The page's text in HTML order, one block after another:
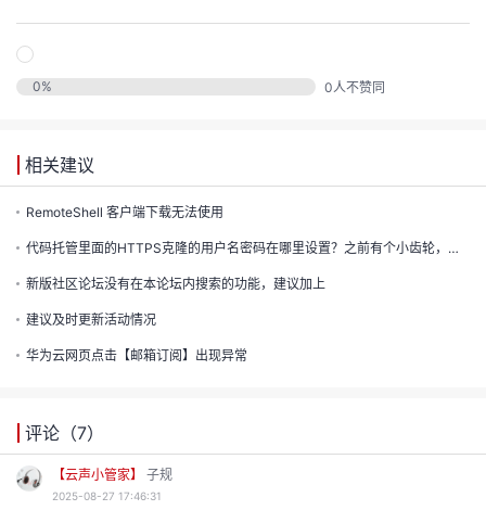
播
活
的
注
我
的
开
发
学
的
Programs
我
持
0% 0人不赞同
相关建议
RemoteShell 客户端下载无法使用
代码托管里面的HTTPS克隆的用户名密码在哪里设置？之前有个小齿轮，现在找不到设置的地方了？
新版社区论坛没有在本论坛内搜索的功能，建议加上
建议及时更新活动情况
华为云网页点击【邮箱订阅】出现异常
评论（7）
【云声小管家】 子规
2025-08-27 17:46:31